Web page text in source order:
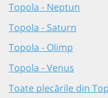
Topola - Neptun
Topola - Saturn
Topola - Olimp
Topola - Venus
Toate plecările din